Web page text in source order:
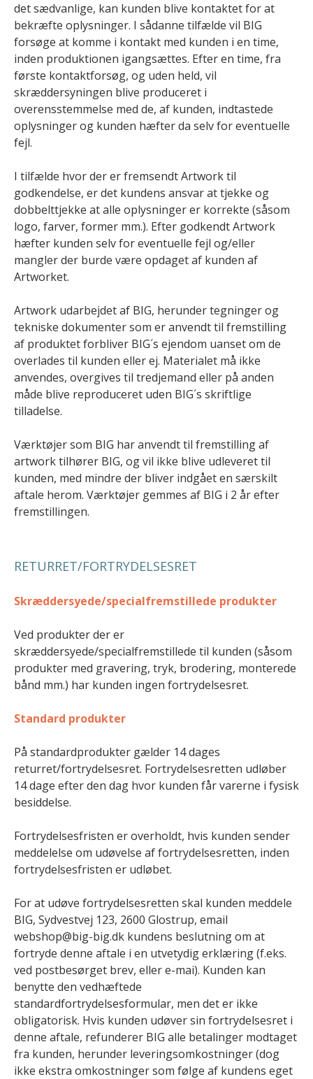
det sædvanlige, kan kunden blive kontaktet for at
bekræfte oplysninger. I sådanne tilfælde vil BIG
forsøge at komme i kontakt med kunden i en time,
inden produktionen igangsættes. Efter en time, fra
første kontaktforsøg, og uden held, vil
skræddersyningen blive produceret i
overensstemmelse med de, af kunden, indtastede
oplysninger og kunden hæfter da selv for eventuelle
fejl.
I tilfælde hvor der er fremsendt Artwork til
godkendelse, er det kundens ansvar at tjekke og
dobbelttjekke at alle oplysninger er korrekte (såsom
logo, farver, former mm.). Efter godkendt Artwork
hæfter kunden selv for eventuelle fejl og/eller
mangler der burde være opdaget af kunden af
Artworket.
Artwork udarbejdet af BIG, herunder tegninger og
tekniske dokumenter som er anvendt til fremstilling
af produktet forbliver BIG´s ejendom uanset om de
overlades til kunden eller ej. Materialet må ikke
anvendes, overgives til tredjemand eller på anden
måde blive reproduceret uden BIG´s skriftlige
tilladelse.
Værktøjer som BIG har anvendt til fremstilling af
artwork tilhører BIG, og vil ikke blive udleveret til
kunden, med mindre der bliver indgået en særskilt
aftale herom. Værktøjer gemmes af BIG i 2 år efter
fremstillingen.
RETURRET/FORTRYDELSESRET
Skræddersyede/specialfremstillede produkter
Ved produkter der er
skræddersyede/specialfremstillede til kunden (såsom
produkter med gravering, tryk, brodering, monterede
bånd mm.) har kunden ingen fortrydelsesret.
Standard produkter
På standardprodukter gælder 14 dages
returret/fortrydelsesret. Fortrydelsesretten udløber
14 dage efter den dag hvor kunden får varerne i fysisk
besiddelse.
Fortrydelsesfristen er overholdt, hvis kunden sender
meddelelse om udøvelse af fortrydelsesretten, inden
fortrydelsesfristen er udløbet.
For at udøve fortrydelsesretten skal kunden meddele
BIG, Sydvestvej 123, 2600 Glostrup, email
webshop@big-big.dk kundens beslutning om at
fortryde denne aftale i en utvetydig erklæring (f.eks.
ved postbesørget brev, eller e-mai). Kunden kan
benytte den vedhæftede
standardfortrydelsesformular, men det er ikke
obligatorisk. Hvis kunden udøver sin fortrydelsesret i
denne aftale, refunderer BIG alle betalinger modtaget
fra kunden, herunder leveringsomkostninger (dog
ikke ekstra omkostninger som følge af kundens eget